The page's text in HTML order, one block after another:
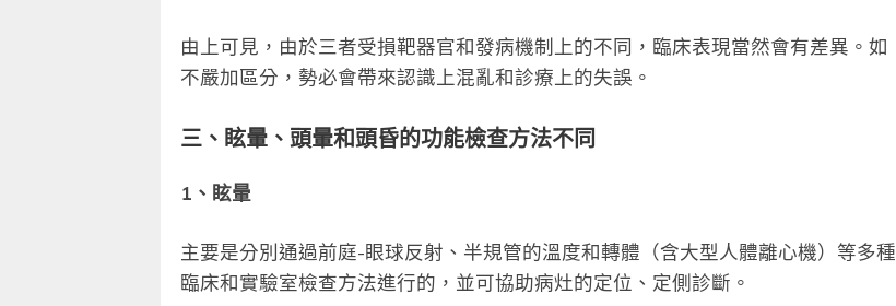
由上可見，由於三者受損靶器官和發病機制上的不同，臨床表現當然會有差異。如
不嚴加區分，勢必會帶來認識上混亂和診療上的失誤。
三、眩暈、頭暈和頭昏的功能檢查方法不同
1、眩暈
主要是分別通過前庭-眼球反射、半規管的溫度和轉體（含大型人體離心機）等多種
臨床和實驗室檢查方法進行的，並可協助病灶的定位、定側診斷。